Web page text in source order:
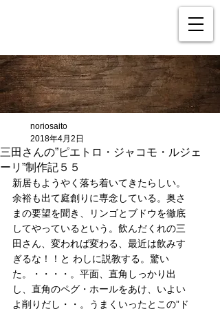
三田さんの”ピエトロ・ジャコモ・ルジェ
ーリ”制作記５５
noriosaito
2018年4月2日
新居もようやく落ち着いてきたらしい。
余裕も出て庭創りに専念している。奥さ
まの要望を聞き、リンゴとブドウを徹底
してやっているという。飲んだくれの三
田さん、変われば変わる、最近は飲みす
ぎるな！！と わしに説教する。驚い
た。・・・・。平面、直角しっかり出
し、直角のペグ・ホールをあけ、いよい
よ削りだし・・。うまくいったとこの”ド